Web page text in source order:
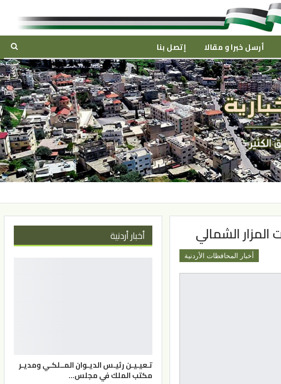
أرسل خبرا و مقالا إتصل بنا
الشمالي
أخبار المحافظات الأردنية
أخبار أردنية
تـعيـيـن رئيـس الديـوان المــلكـي ومديـر
مكتب الملك في مجلس…